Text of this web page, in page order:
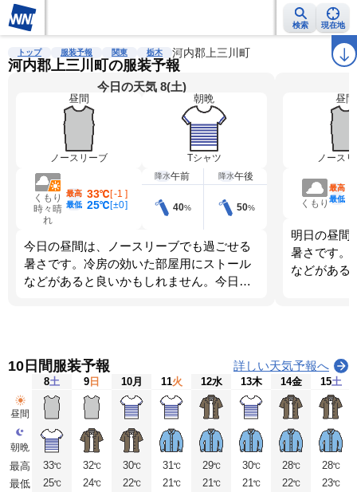
検索 現在地
雨雲レーダー 台風情報 地震情報 警報・注意報 ラ
トップ 服装予報 関東 栃木 河内郡上三川町
河内郡上三川町の服装予報
今日の天気 8(土)
昼間
ノースリーブ
朝晩
Tシャツ
くもり
時々晴
れ
最高 33℃[-1 ]
最低 25℃[±0]
降水午前
40%
降水午後
50%
今日の昼間は、ノースリーブでも過ごせる
暑さです。冷房の効いた部屋用にストール
などがあると良いかもしれません。今日
昼間
ノース
くもり
最高
最低
明日の昼間
暑さです。
などがある
10日間服装予報 詳しい天気予報へ
昼間
朝晩
最高
最低
8土
33℃
25℃
9 日
32℃
24℃
10月
30℃
22℃
11火
31℃
21℃
12水
29℃
21℃
13木
30℃
21℃
14金
28℃
22℃
15土
28℃
23℃